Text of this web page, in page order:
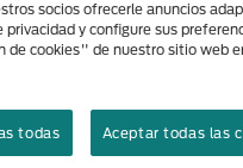
socios ofrecerle anuncios
y configure sus
de cookies" de nuestro sitio web
todas Aceptar todas las